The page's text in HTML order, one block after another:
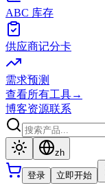
ABC 库存
供应商记分卡
需求预测
查看所有工具→
博客资源联系
zh
登录 立即开始